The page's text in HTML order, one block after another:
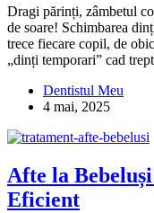
Dragi părinți, zâmbetul
de soare! Schimbarea
trece fiecare copil, de
„dinți temporari” cad
Dentistul Meu
4 mai, 2025
Afte la
Eficient